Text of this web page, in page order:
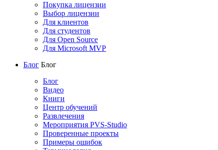
Покупка лицензии
Выбор лицензии
Для клиентов
Для студентов
Для Open Source
Для Microsoft MVP
Блог Блог
Блог
Видео
Книги
Центр обучений
Развлечения
Мероприятия PVS-Studio
Проверенные проекты
Примеры ошибок